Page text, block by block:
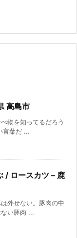
高島市
物を知ってるだろう
言葉だ ...
/ ロースカツ – 鹿
外せない。豚肉の中
い豚肉 ...